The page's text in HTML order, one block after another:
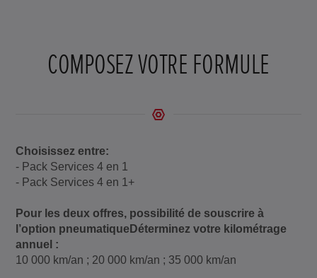
COMPOSEZ VOTRE FORMULE
Choisissez entre:
- Pack Services 4 en 1
- Pack Services 4 en 1+
Pour les deux offres, possibilité de souscrire à
l’option pneumatiqueDéterminez votre kilométrage
annuel :
10 000 km/an ; 20 000 km/an ; 35 000 km/an